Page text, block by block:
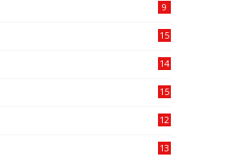
9
15
14
15
12
13